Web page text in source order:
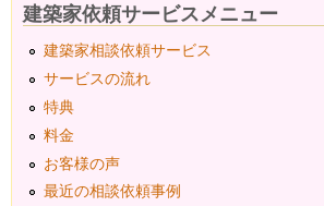
建築家依頼サービスメニュー
建築家相談依頼サービス
サービスの流れ
特典
料金
お客様の声
最近の相談依頼事例